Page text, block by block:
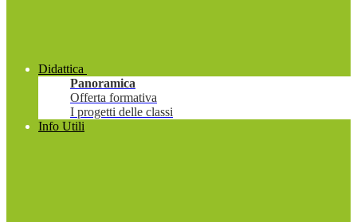
Didattica
Panoramica
Offerta formativa
I progetti delle classi
Info Utili